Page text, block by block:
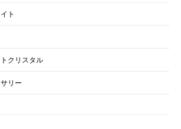
ト
クリスタル
リー